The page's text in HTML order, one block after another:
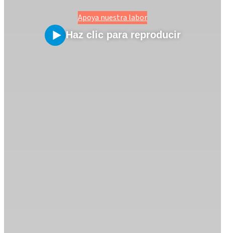
Apoya nuestra labor
Haz clic para reproducir